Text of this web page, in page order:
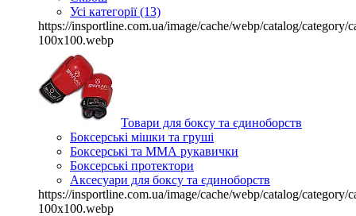
Усі категорії (13)
https://insportline.com.ua/image/cache/webp/catalog/category/
100x100.webp
Товари для боксу та єдиноборств
Боксерські мішки та груші
Боксерські та ММА рукавички
Боксерські протектори
Аксесуари для боксу та єдиноборств
https://insportline.com.ua/image/cache/webp/catalog/category/
100x100.webp